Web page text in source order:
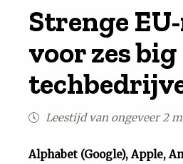
Achtergrond
Strenge
voor zes big
Leestijd van ongeveer 2
Alphabet (Google), Apple,